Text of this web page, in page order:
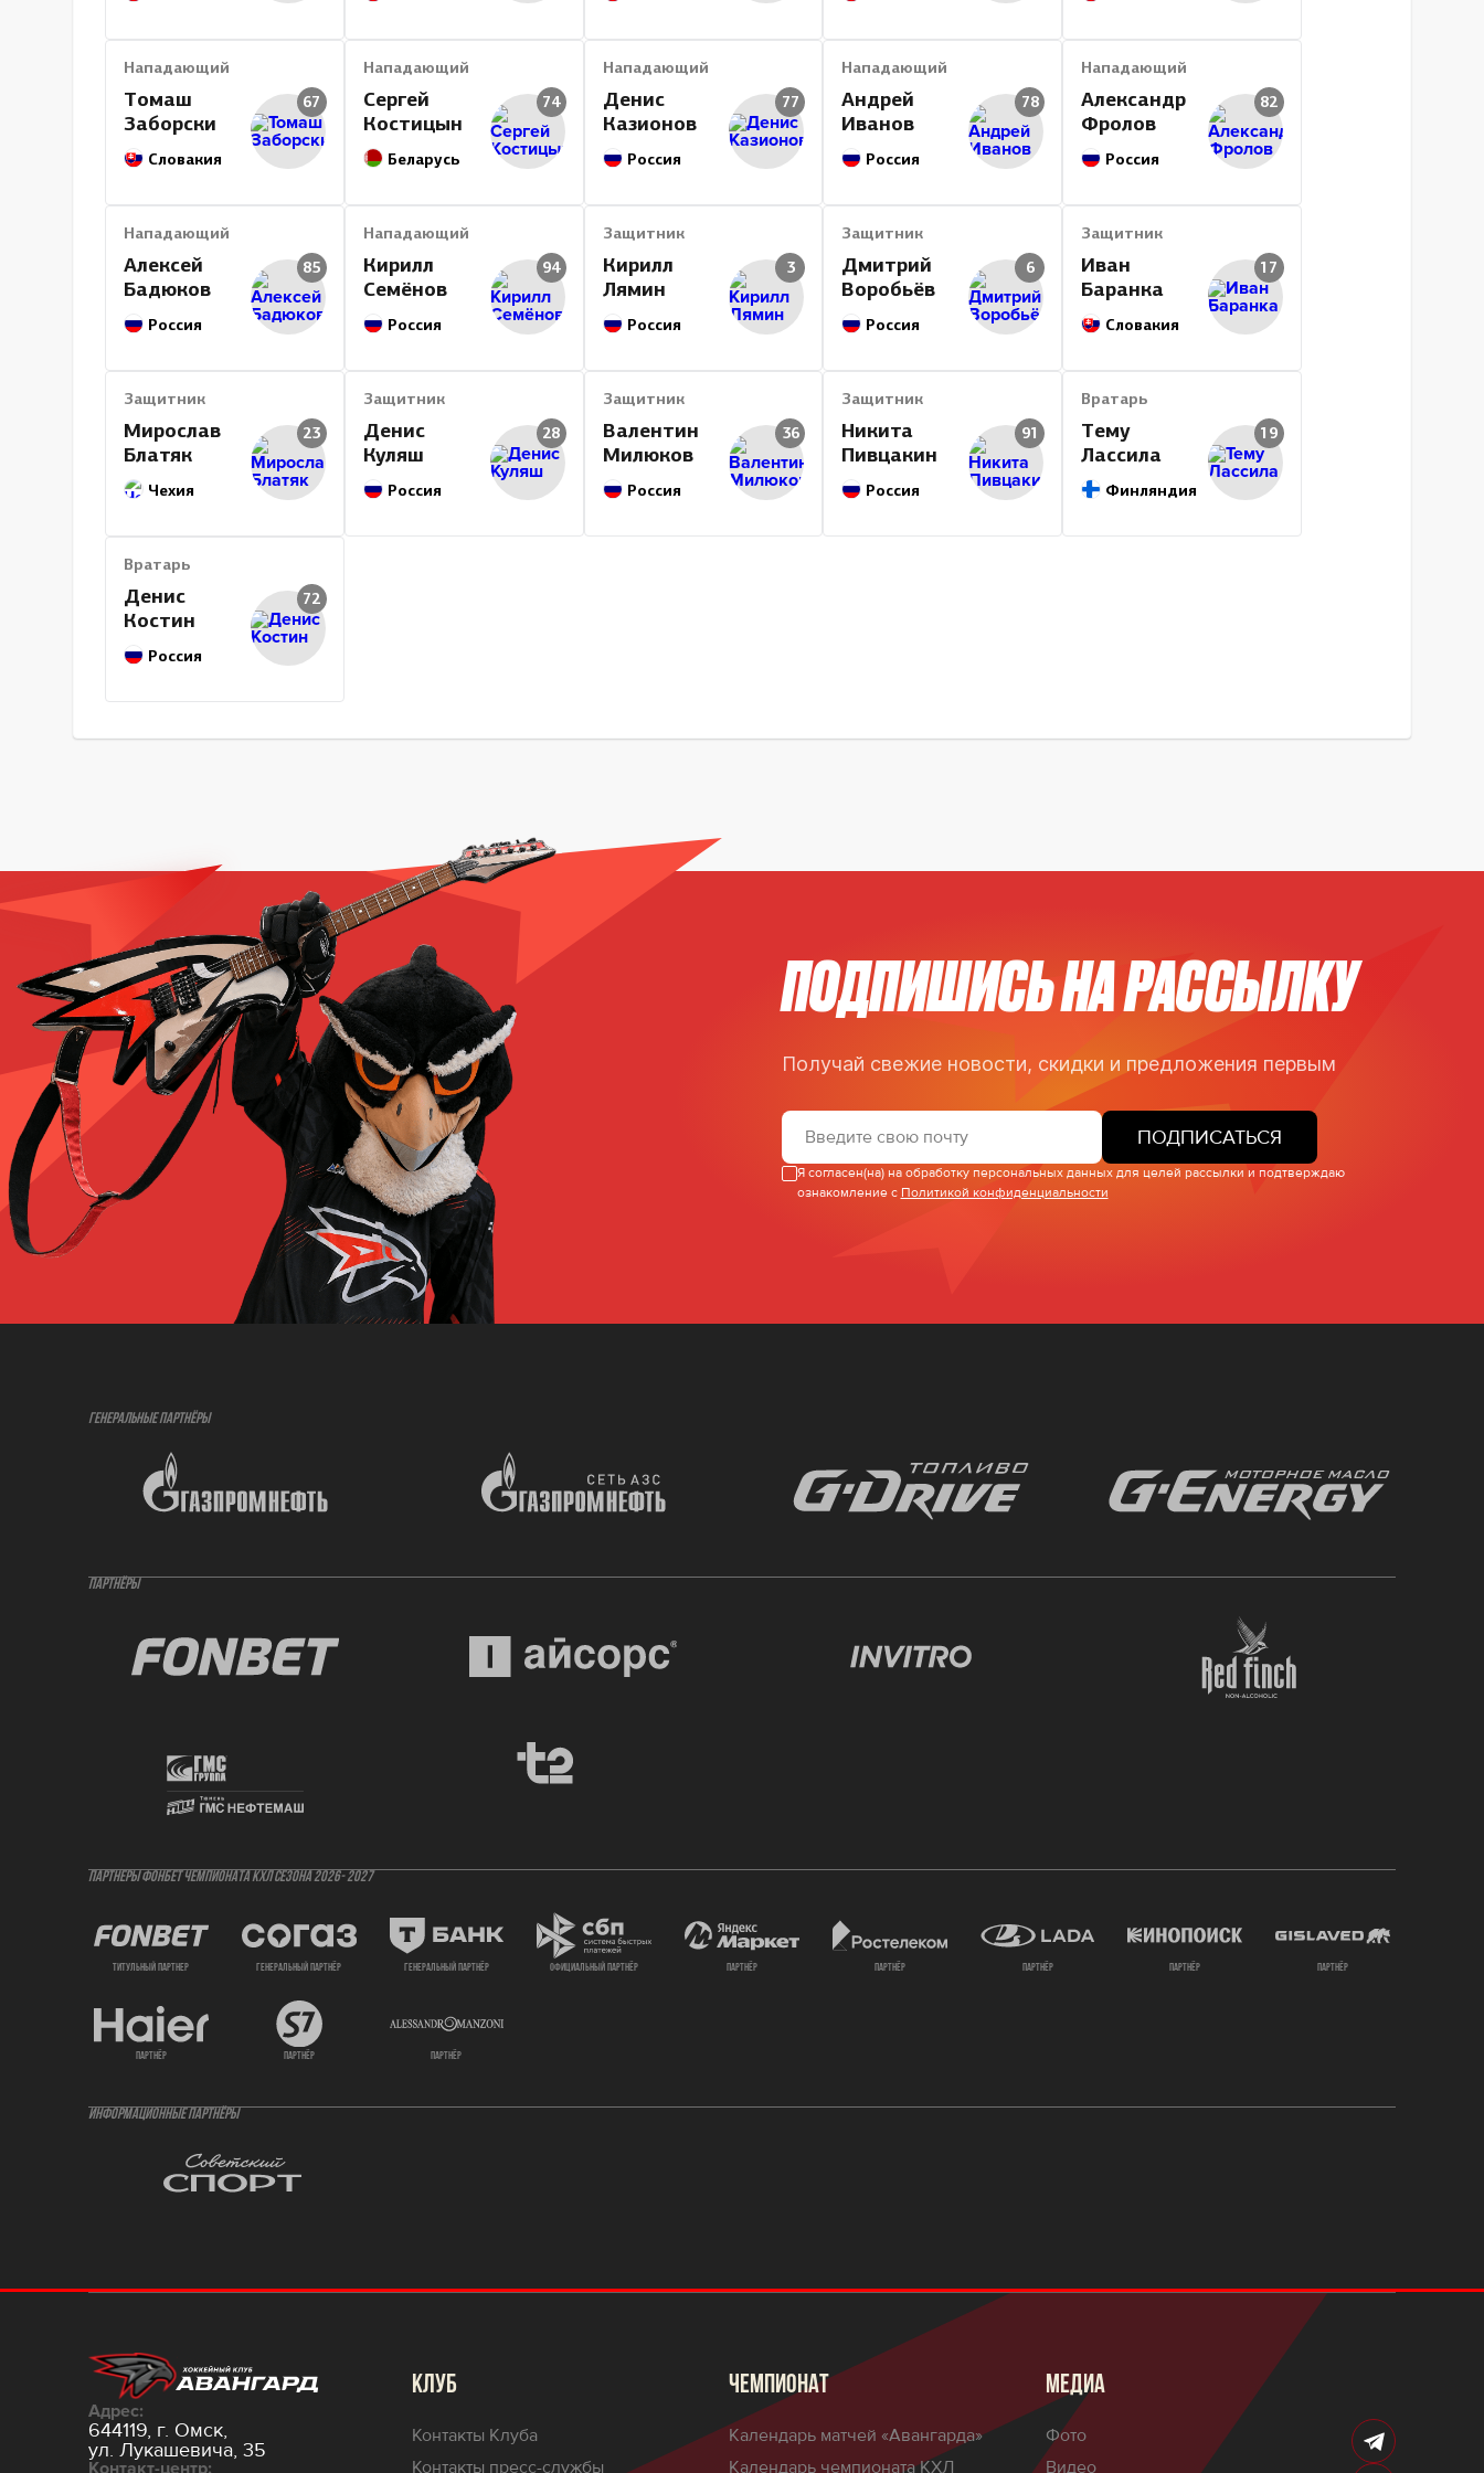
Нападающий
Томаш
Заборски
Словакия
67
Нападающий
Сергей
Костицын
Беларусь
74
Нападающий
Денис
Казионов
Россия
77
Нападающий
Андрей
Иванов
Россия
78
Нападающий
Александр
Фролов
Россия
82
Нападающий
Алексей
Бадюков
Россия
85
Нападающий
Кирилл
Семёнов
Россия
94
Защитник
Кирилл
Лямин
Россия
3
Защитник
Дмитрий
Воробьёв
Россия
6
Защитник
Иван
Баранка
Словакия
17
Защитник
Мирослав
Блатяк
Чехия
23
Защитник
Денис
Куляш
Россия
28
Защитник
Валентин
Милюков
Россия
36
Защитник
Никита
Пивцакин
Россия
91
Вратарь
Тему
Лассила
Финляндия
19
Вратарь
Денис
Костин
Россия
72
ПОДПИШИСЬ НА РАССЫЛКУ
Получай свежие новости, скидки и предложения первым
ПОДПИСАТЬСЯ
Я согласен(на) на обработку персональных данных для целей рассылки и подтверждаю
ознакомление с Политикой конфиденциальности
ГЕНЕРАЛЬНЫЕ ПАРТНЁРЫ
ПАРТНЁРЫ
ПАРТНЕРЫ ФОНБЕТ ЧЕМПИОНАТА КХЛ СЕЗОНА 2026- 2027
титульный партнер генеральный партнёр генеральный партнёр официальный партнёр партнёр партнёр партнёр партнёр партнёр
партнёр партнёр партнёр
ИНФОРМАЦИОННЫЕ ПАРТНЁРЫ
Адрес:
644119, г. Омск,
ул. Лукашевича, 35
Контакт-центр:
КЛУБ
Контакты Клуба
Контакты пресс-службы
ЧЕМПИОНАТ
Календарь матчей «Авангарда»
Календарь чемпионата КХЛ
МЕДИА
Фото
Видео